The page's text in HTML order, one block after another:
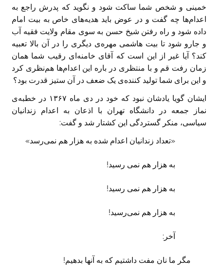
خمینی و شخص شما ساکت شود و نگوید که پدرش راجع به
اعدام‌ها چه گفت و در عوض باید هدیه‌های خاص به بیت امام
داده شود و راه رفتن شیخ حسن به سوی مقام ولایت فقیه آب
و جارو شود تا بیت هاشمی مهره‌ی دیگری را در آن بالا تعبیه
کند؟ آیا غیر از این است که آقای خامنه‌ای رقیب شما همان
زمان رفت قم و با منتظری در باره این اعدام‌ها هم‌نظری کرد
و این برای شما تولید کننده‌ی یک ضعف در آن ستیز قدرت بود؟
ایشان گویا یادشان نبود که خود در دی ماه ۱۳۶۷ در خطبه‌‌ی
نماز جمعه در دانشگاه تهران با اذعان به اعدام زندانیان
سیاسی، منکر گستردگی این کشتار شد و گفت:
«تعداد زندانیان اعدام شده به هزار هم نمی‌‌رسد»
به هزار هم نمی‌ رسید!
به هزار هم نمی‌ رسید!
به هزار هم نمی‌‌رسید!
آخر:
مگر ما نان مفت داشتیم که به آنها بدهیم!